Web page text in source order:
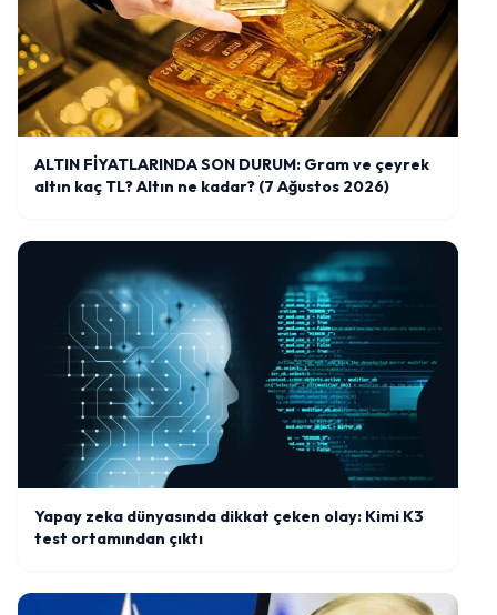
ALTIN FİYATLARINDA SON DURUM: Gram ve çeyrek
altın kaç TL? Altın ne kadar? (7 Ağustos 2026)
Yapay zeka dünyasında dikkat çeken olay: Kimi K3
test ortamından çıktı